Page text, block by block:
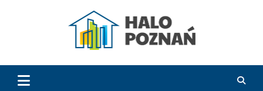
HaloPoznań.pl